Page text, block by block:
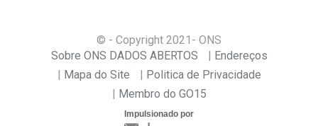
© - Copyright 2021 - ONS
Sobre ONS DADOS ABERTOS
Endereços
Mapa do Site
Politica de Privacidade
Membro do GO15
Impulsionado por